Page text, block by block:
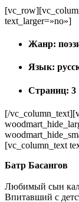
text_larger=»no»]
Жанр:
Язык:
Страниц: 3
[/
[vc_column_text
Батр Басангов
Любимый сын
Впитавший с